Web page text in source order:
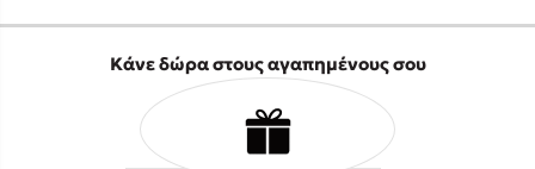
Κάνε δώρα στους αγαπημένους σου